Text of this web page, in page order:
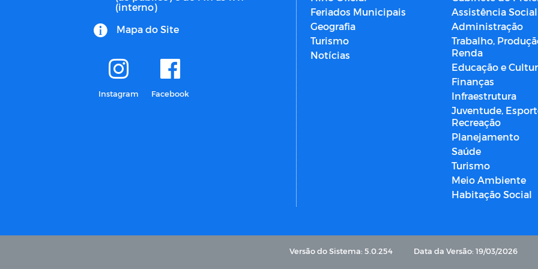
(interno)
Mapa do Site
Instagram Facebook
Feriados Municipais
Geografia
Turismo
Notícias
Assistência Social
Administração
Trabalho,
Renda
Educação e
Finanças
Infraestrutura
Juventude,
Recreação
Planejamento
Saúde
Turismo
Meio Ambiente
Habitação Social
Versão do Sistema: 5.0.254 Data da Versão: 19/03/2026